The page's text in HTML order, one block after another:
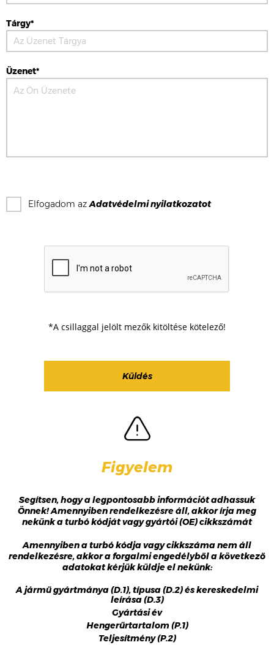
Tárgy*
Üzenet*
Elfogadom azAdatvédelmi nyilatkozatot
*A csillaggal jelölt mezők kitöltése kötelező!
Figyelem
Segítsen, hogy a legpontosabb információt adhassuk
Önnek! Amennyiben rendelkezésre áll, akkor írja meg
nekünk a turbó kódját vagy gyártói (OE) cikkszámát
Amennyiben a turbó kódja vagy cikkszáma nem áll
rendelkezésre, akkor a forgalmi engedélyből a következő
adatokat kérjük küldje el nekünk:
A jármű gyártmánya (D.1), típusa (D.2) és kereskedelmi
leírása (D.3)
Gyártási év
Hengerűrtartalom (P.1)
Teljesítmény (P.2)